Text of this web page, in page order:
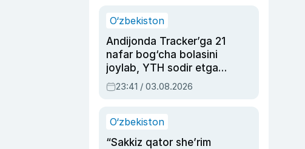
O‘zbekiston
Andijonda Tracker’ga 21
nafar bog‘cha bolasini
joylab, YTH sodir etgan
ayolga sud hukmi o‘qildi
23:41 / 03.08.2026
O‘zbekiston
“Sakkiz qator she’rim